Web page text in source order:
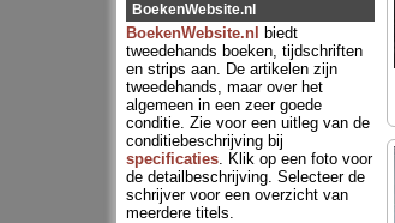
BoekenWebsite.nl
BoekenWebsite.nl
biedt
tweedehands boeken, tijdschriften
en strips aan. De artikelen zijn
tweedehands, maar over het
algemeen in een zeer goede
conditie. Zie voor een uitleg van de
conditiebeschrijving bij
specificaties. Klik op een foto voor
de detailbeschrijving. Selecteer de
schrijver voor een overzicht van
meerdere titels.